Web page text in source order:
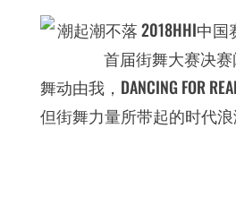
舞动由我，DANCING FOR
但街舞力量所带起的时代